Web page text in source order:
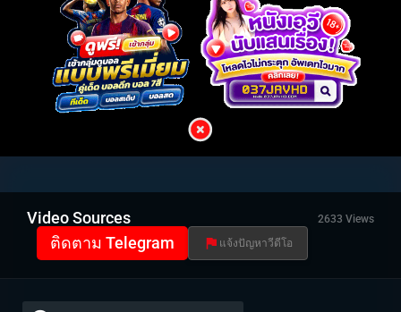
Video Sources 2633 Views
ติดตาม Telegram แจ้งปัญหาวีดีโอ